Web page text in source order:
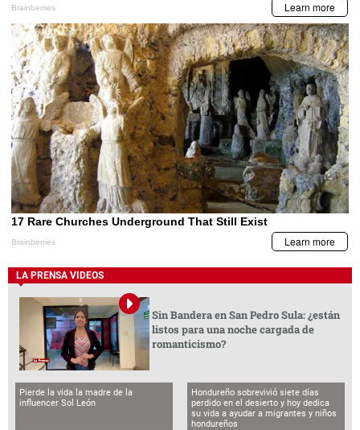
LA PRENSA VIDEOS
Sin Bandera en San Pedro Sula: ¿están
listos para una noche cargada de
romanticismo?
Pierde la vida la madre de la
influencer Sol León
Hondureño sobrevivió siete días
perdido en el desierto y hoy dedica
su vida a ayudar a migrantes y niños
hondureños